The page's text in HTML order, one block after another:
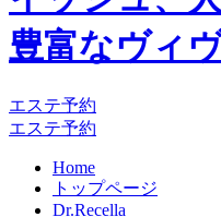
エステ予約
エステ予約
Home
トップページ
Dr.Recella